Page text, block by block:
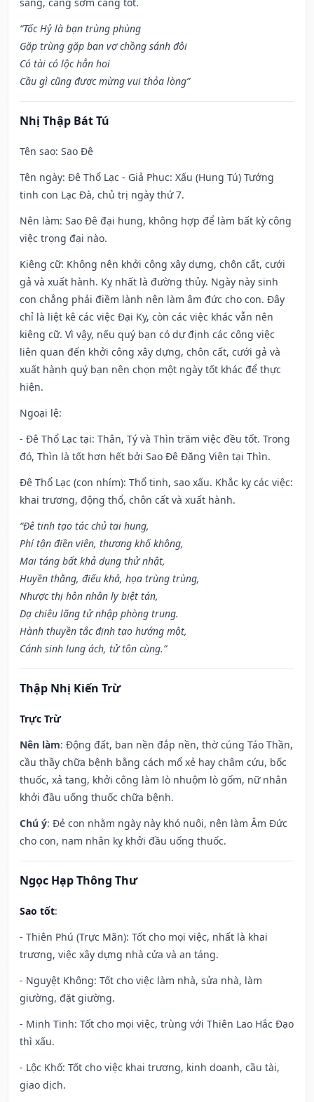
“Tốc Hỷ là bạn trùng phùng
Gặp trùng gặp bạn vợ chồng sánh đôi
Có tài có lộc hẳn hoi
Cầu gì cũng được mừng vui thỏa lòng”
Nhị Thập Bát Tú
Tên sao: Sao Đê
Tên ngày: Đê Thổ Lạc - Giả Phục: Xấu (Hung Tú) Tướng
tinh con Lạc Đà, chủ trị ngày thứ 7.
Nên làm: Sao Đê đại hung, không hợp để làm bất kỳ công
việc trọng đại nào.
Kiêng cữ: Không nên khởi công xây dựng, chôn cất, cưới
gả và xuất hành. Kỵ nhất là đường thủy. Ngày này sinh
con chẳng phải điềm lành nên làm âm đức cho con. Đây
chỉ là liệt kê các việc Đại Kỵ, còn các việc khác vẫn nên
kiêng cữ. Vì vậy, nếu quý bạn có dự định các công việc
liên quan đến khởi công xây dựng, chôn cất, cưới gả và
xuất hành quý bạn nên chọn một ngày tốt khác để thực
hiện.
Ngoại lệ:
- Đê Thổ Lạc tại: Thân, Tý và Thìn trăm việc đều tốt. Trong
đó, Thìn là tốt hơn hết bởi Sao Đê Đăng Viên tại Thìn.
Đê Thổ Lạc (con nhím): Thổ tinh, sao xấu. Khắc kỵ các việc:
khai trương, động thổ, chôn cất và xuất hành.
“Đê tinh tạo tác chủ tai hung,
Phí tận điền viên, thương khố không,
Mai táng bất khả dụng thử nhật,
Huyền thằng, điếu khả, họa trùng trùng,
Nhược thị hôn nhân ly biệt tán,
Dạ chiêu lãng tử nhập phòng trung.
Hành thuyền tắc định tạo hướng một,
Cánh sinh lung ách, tử tôn cùng.”
Thập Nhị Kiến Trừ
Trực Trừ
Nên làm: Động đất, ban nền đắp nền, thờ cúng Táo Thần,
cầu thầy chữa bệnh bằng cách mổ xẻ hay châm cứu, bốc
thuốc, xả tang, khởi công làm lò nhuộm lò gốm, nữ nhân
khởi đầu uống thuốc chữa bệnh.
Chú ý: Đẻ con nhằm ngày này khó nuôi, nên làm Âm Đức
cho con, nam nhân kỵ khởi đầu uống thuốc.
Ngọc Hạp Thông Thư
Sao tốt:
- Thiên Phú (Trực Mãn): Tốt cho mọi việc, nhất là khai
trương, việc xây dựng nhà cửa và an táng.
- Nguyệt Không: Tốt cho việc làm nhà, sửa nhà, làm
giường, đặt giường.
- Minh Tinh: Tốt cho mọi việc, trùng với Thiên Lao Hắc Đạo
thì xấu.
- Lộc Khố: Tốt cho việc khai trương, kinh doanh, cầu tài,
giao dịch.